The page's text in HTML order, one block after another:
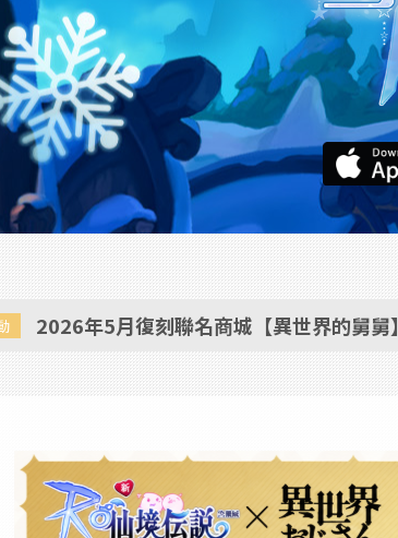
2026年5月復刻聯名商城【異世界的舅舅】